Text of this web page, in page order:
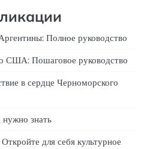
Полное руководство
США: Пошаговое руководство
в сердце Черноморского
знать
для себя культурное